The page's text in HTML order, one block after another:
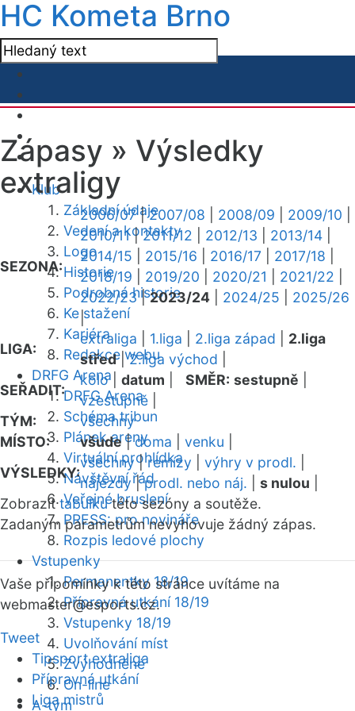
HC Kometa Brno
Klub
Základní údaje
Vedení a kontakty
Logo
Historie
Podrobná historie
Ke stažení
Kariéra
Redakce webu
DRFG Arena
DRFG Arena
Schéma tribun
Plánek areny
Virtuální prohlídka
Návštěvní řád
Veřejné bruslení
PRESS: pro novináře
Rozpis ledové plochy
Vstupenky
Permanentky 18/19
Přípravná utkání 18/19
Vstupenky 18/19
Uvolňování míst
Zvýhodněné
On-line
A-tým
Zápasy » Výsledky
extraligy
SEZONA:
2006/07|2007/08 2008/09 2009/10
2010/11|2011/12 2012/13 2013/14
2014/15
2015/16 2016/17 2017/18
2018/19
2019/20 2020/21 2021/22
2022/23|2023/24 2024/25
2025/26
|
LIGA:
extraliga 1.liga 2.liga západ
2.liga
střed|2.liga východ
SEŘADIT:
kolo| datum SMĚR: sestupně
vzestupně
TÝM:
všechny
MÍSTO:
všude|doma venku
VÝSLEDKY:
všechny|remízy výhry v prodl.
nájezdy|prodl. nebo náj. s nulou
Zobrazittabulkutéto sezóny a soutěže.
Zadaným parametrům nevyhovuje žádný zápas.
Vaše připomínky k této stránce uvítáme na
webmaster@esports.cz.
Tweet
Tipsport extraliga
Přípravná utkání
Liga mistrů